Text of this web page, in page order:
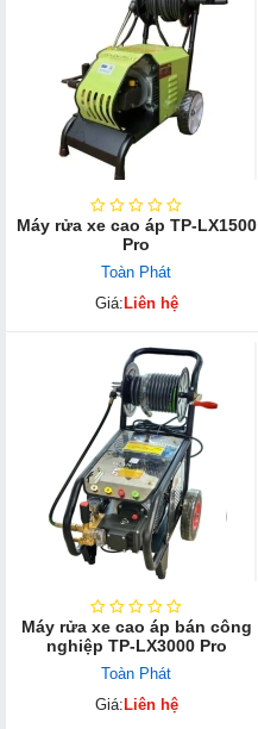
Máy rửa xe cao áp TP-LX1500
Pro
Toàn Phát
Giá: Liên hệ
Máy rửa xe cao áp bán công
nghiệp TP-LX3000 Pro
Toàn Phát
Giá: Liên hệ